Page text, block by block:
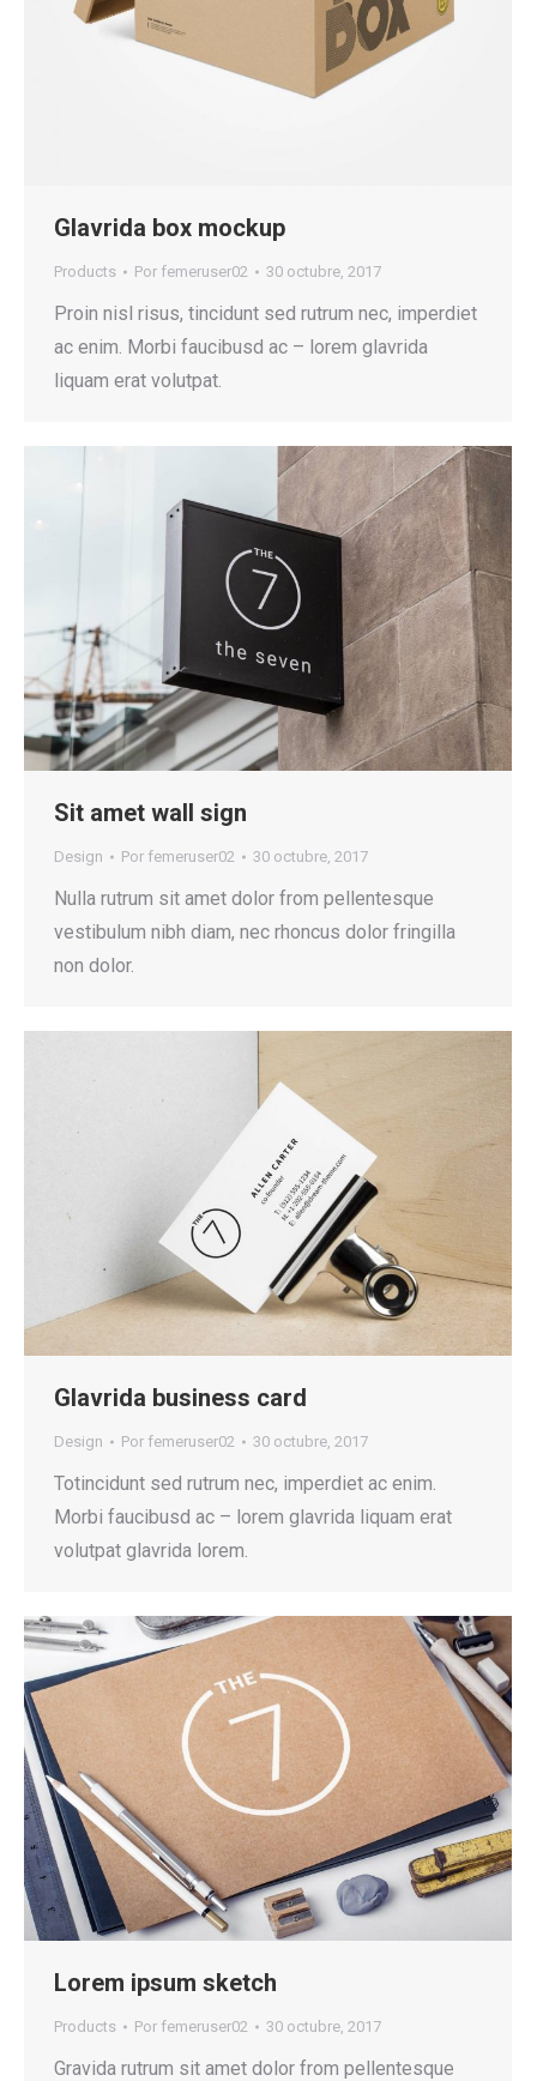
Glavrida box mockup
Products Por femeruser02 30 octubre, 2017
Proin nisl risus, tincidunt sed rutrum nec, imperdiet
ac enim. Morbi faucibusd ac – lorem glavrida
liquam erat volutpat.
Sit amet wall sign
Design Por femeruser02 30 octubre, 2017
Nulla rutrum sit amet dolor from pellentesque
vestibulum nibh diam, nec rhoncus dolor fringilla
non dolor.
Glavrida business card
Design Por femeruser02 30 octubre, 2017
Totincidunt sed rutrum nec, imperdiet ac enim.
Morbi faucibusd ac – lorem glavrida liquam erat
volutpat glavrida lorem.
Lorem ipsum sketch
Products Por femeruser02 30 octubre, 2017
Gravida rutrum sit amet dolor from pellentesque